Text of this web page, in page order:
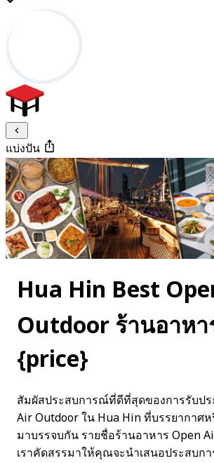
แบ่งปัน
Hua Hin Best
Outdoor ร้านอาหา
{price}
สัมผัสประสบการณ์ที่ดีที่สุดของการรับป
Air Outdoor ใน Hua Hin ที่บรรยากาศ
มาบรรจบกัน รายชื่อร้านอาหาร Open
เราคัดสรรมาให้คุณจะนำเสนอประสบก